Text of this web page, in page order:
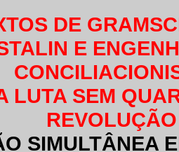
DE
E
LUTA SEM
SIMULTÂNEA